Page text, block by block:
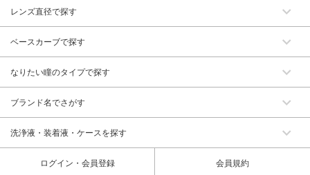
レンズ直径で探す
ベースカーブで探す
なりたい瞳のタイプで探す
ブランド名でさがす
洗浄液・装着液・ケースを探す
ログイン・会員登録 会員規約